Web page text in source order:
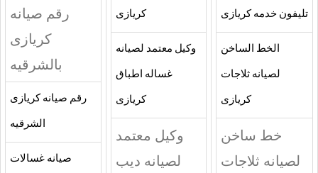
تليفون خدمه كريازى
الخط الساخن
لصيانه ثلاجات
كريازى
خط ساخن
لصيانه ثلاجات
كريازى
وكيل معتمد لصيانه
غساله اطباق
كريازى
وكيل معتمد
لصيانه ديب
رقم صيانه
كريازى
بالشرقيه
رقم صيانه كريازى
الشرقيه
صيانه غسالات